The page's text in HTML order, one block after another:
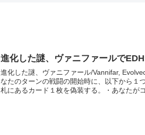
進化した謎、ヴァニファールで
進化した謎、ヴァニファール/Vannifar, Evolved Enigma (
なたのターンの戦闘の開始時に、以下から１
札にあるカード１枚を偽装する。・あなたがコ